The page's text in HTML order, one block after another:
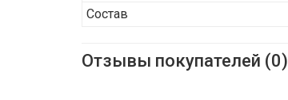
Состав
Отзывы покупателей (0)